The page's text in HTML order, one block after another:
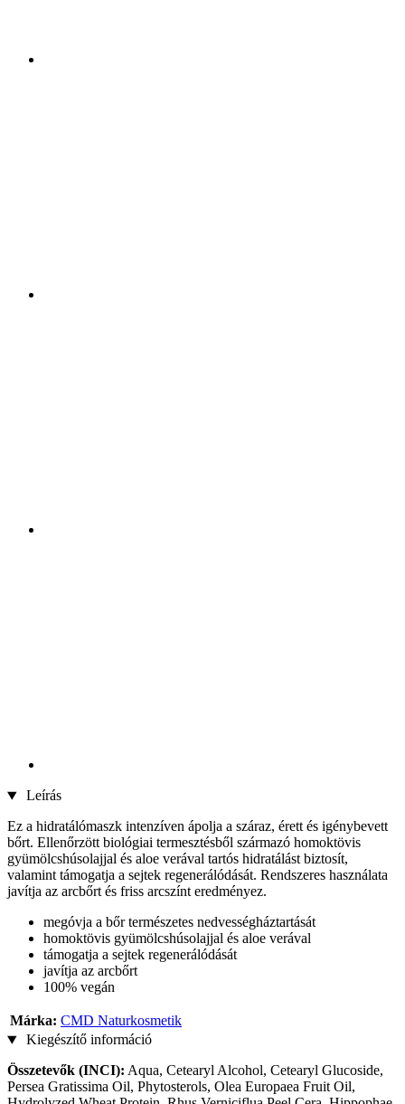
Leírás
Ez a hidratálómaszk intenzíven ápolja a száraz, érett és igénybevett
bőrt. Ellenőrzött biológiai termesztésből származó homoktövis
gyümölcshúsolajjal és aloe verával tartós hidratálást biztosít,
valamint támogatja a sejtek regenerálódását. Rendszeres használata
javítja az arcbőrt és friss arcszínt eredményez.
megóvja a bőr természetes nedvességháztartását
homoktövis gyümölcshúsolajjal és aloe verával
támogatja a sejtek regenerálódását
javítja az arcbőrt
100% vegán
Márka: CMD Naturkosmetik
Kiegészítő információ
Összetevők (INCI): Aqua, Cetearyl Alcohol, Cetearyl Glucoside,
Persea Gratissima Oil, Phytosterols, Olea Europaea Fruit Oil,